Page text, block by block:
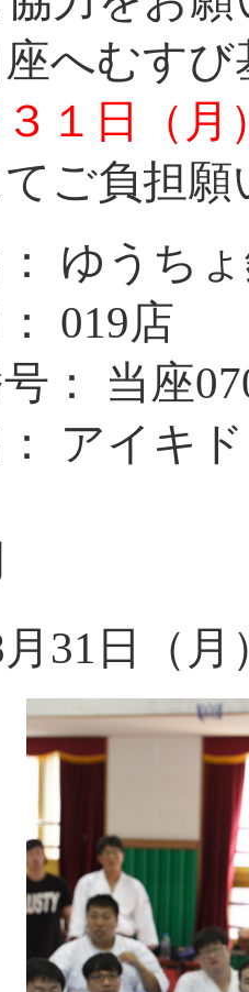
へむすび
１日（月
ご負担
ゆうちょ
019店
当座
イキド
31日（月